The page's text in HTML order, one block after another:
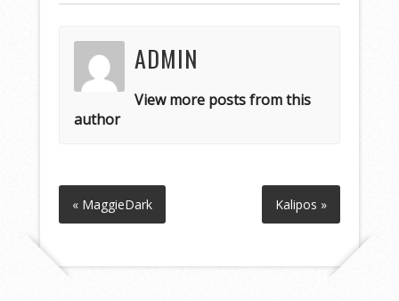
ADMIN
View more posts from this
author
« MaggieDark Kalipos »